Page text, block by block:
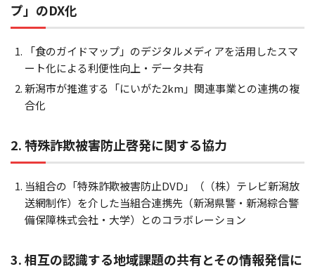
プ」のDX化
「食のガイドマップ」のデジタルメディアを活用したスマ
ート化による利便性向上・データ共有
新潟市が推進する「にいがた2km」関連事業との連携の複
合化
2. 特殊詐欺被害防止啓発に関する協力
当組合の「特殊詐欺被害防止DVD」（（株）テレビ新潟放
送網制作）を介した当組合連携先（新潟県警・新潟綜合警
備保障株式会社・大学）とのコラボレーション
3. 相互の認識する地域課題の共有とその情報発信に